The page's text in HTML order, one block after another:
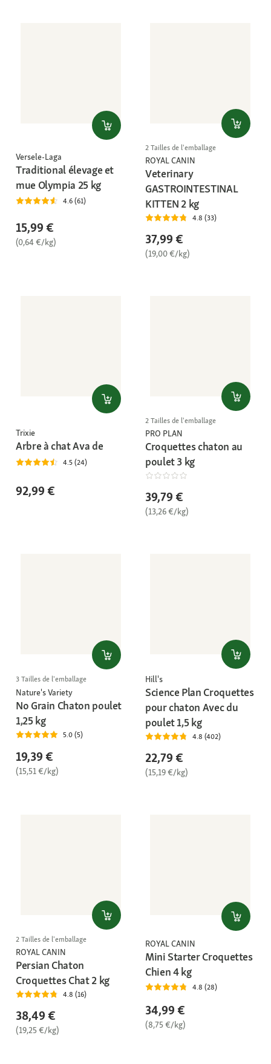
Versele-Laga
Traditional élevage et
mue Olympia 25 kg
4.6 (61)
15,99 €
(0,64 €/kg)
2 Tailles de l'emballage
ROYAL CANIN
Veterinary
GASTROINTESTINAL
KITTEN 2 kg
4.8 (33)
37,99 €
(19,00 €/kg)
Trixie
Arbre à chat Ava de
4.5 (24)
92,99 €
2 Tailles de l'emballage
PRO PLAN
Croquettes chaton au
poulet 3 kg
39,79 €
(13,26 €/kg)
3 Tailles de l'emballage
Nature's Variety
No Grain Chaton poulet
1,25 kg
5.0 (5)
19,39 €
(15,51 €/kg)
Hill's
Science Plan Croquettes
pour chaton Avec du
poulet 1,5 kg
4.8 (402)
22,79 €
(15,19 €/kg)
2 Tailles de l'emballage
ROYAL CANIN
Persian Chaton
Croquettes Chat 2 kg
4.8 (16)
38,49 €
(19,25 €/kg)
ROYAL CANIN
Mini Starter Croquettes
Chien 4 kg
4.8 (28)
34,99 €
(8,75 €/kg)